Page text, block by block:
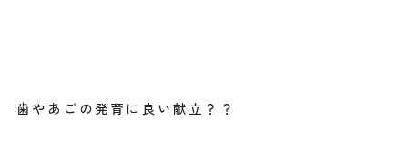
歯やあごの発育に良い献立？？